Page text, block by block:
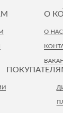
О
О НАС